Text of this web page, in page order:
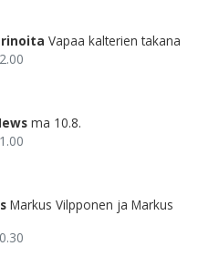
Vapaa kalterien takana
ma 10.8.
Markus Vilpponen ja Markus